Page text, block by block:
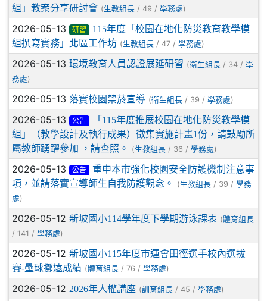
組」教案分享研討會 (生教組長 / 49 / 學務處)
2026-05-13 研習
115年度「校園在地化防災教育教學模
組撰寫實務」北區工作坊 (生教組長 / 47 / 學務處)
2026-05-13 環境教育人員認證展延研習 (衛生組長 / 34 / 學
務處)
2026-05-13 落實校園禁菸宣導 (衛生組長 / 39 / 學務處)
2026-05-13 公告
「115年度推展校園在地化防災教學模
組」（教學設計及執行成果）徵集實施計畫1份，請鼓勵所
屬教師踴躍參加 ，請查照。
(生教組長 / 36 / 學務處)
2026-05-13 公告
重申本市強化校園安全防護機制注意事
項，並請落實宣導師生自我防護觀念。
(生教組長 / 39 / 學務
處)
2026-05-12 新坡國小114學年度下學期游泳課表 (體育組長
/ 141 / 學務處)
2026-05-12 新坡國小115年度市運會田徑選手校內選拔
賽-壘球擲遠成績 (體育組長 / 76 / 學務處)
2026-05-12 2026年人權講座 (訓育組長 / 45 / 學務處)